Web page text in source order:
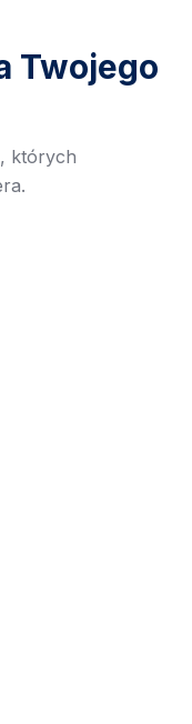
Twojego
których